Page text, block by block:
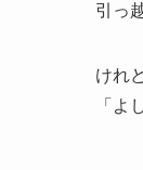
引っ
けれ
「よ